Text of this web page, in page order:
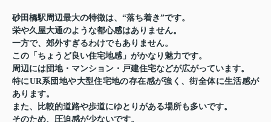
砂田橋駅周辺最大の特徴は、“落ち着き”です。
栄や久屋大通のような都心感はありません。
一方で、郊外すぎるわけでもありません。
この「ちょうど良い住宅地感」がかなり魅力です。
周辺には団地・マンション・戸建住宅などが広がっています。
特にUR系団地や大型住宅地の存在感が強く、街全体に生活感が
あります。
また、比較的道路や歩道にゆとりがある場所も多いです。
そのため、圧迫感が少ないです。